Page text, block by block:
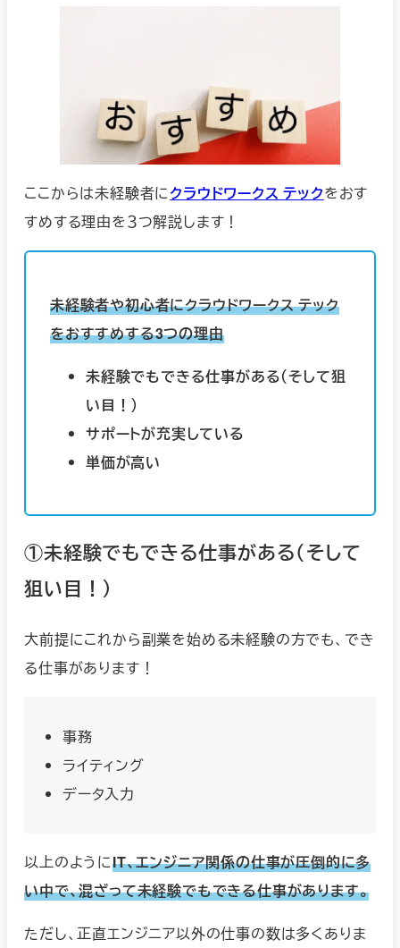
ここからは未経験者にクラウドワークス テックをおす
すめする理由を３つ解説します！
未経験者や初心者にクラウドワークス テック
をおすすめする3つの理由
未経験でもできる仕事がある（そして狙
い目！）
サポートが充実している
単価が高い
①未経験でもできる仕事がある（そして
狙い目！）
大前提にこれから副業を始める未経験の方でも、でき
る仕事があります！
事務
ライティング
データ入力
以上のようにIT、エンジニア関係の仕事が圧倒的に多
い中で、混ざって未経験でもできる仕事があります。
ただし、正直エンジニア以外の仕事の数は多くありま